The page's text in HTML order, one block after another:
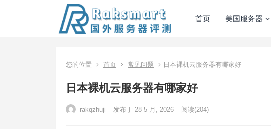
首页 美国服务器
您的位置 首页 常见问题 日本裸机云服务器有哪家好
日本裸机云服务器有哪家好
rakqzhuji 发布于 28 5 月, 2026 阅读(204)